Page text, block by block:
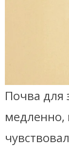
Почва для
медленно,